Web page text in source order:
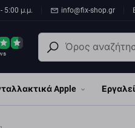
5:00 μ.μ. info@fix-shop.gr
Apple